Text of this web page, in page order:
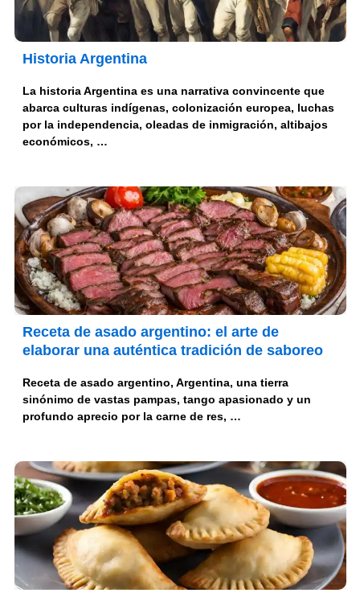
Historia Argentina
La historia Argentina es una narrativa convincente que
abarca culturas indígenas, colonización europea, luchas
por la independencia, oleadas de inmigración, altibajos
económicos, …
Receta de asado argentino: el arte de
elaborar una auténtica tradición de saboreo
Receta de asado argentino, Argentina, una tierra
sinónimo de vastas pampas, tango apasionado y un
profundo aprecio por la carne de res, …